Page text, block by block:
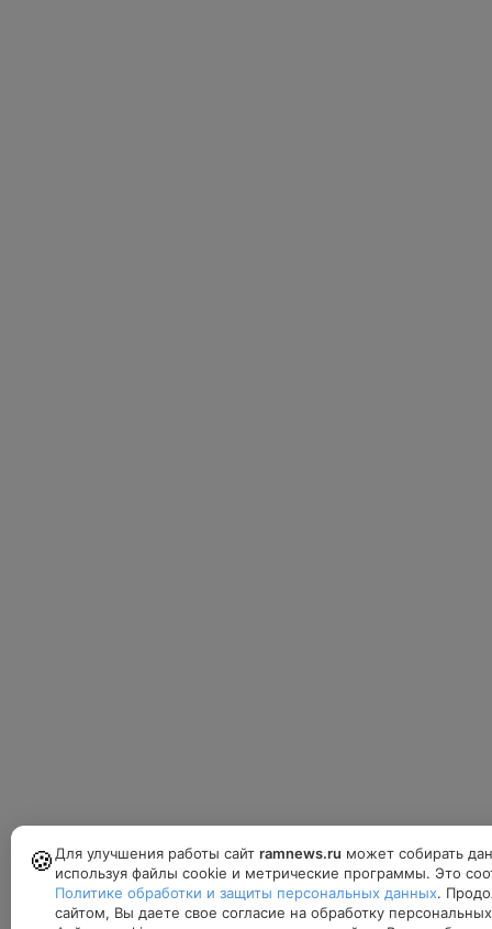
🍪 Для улучшения работы сайт ramnews.ru может собирать
используя файлы cookie и метрические программы. Это
Политике обработки и защиты персональных данных.
сайтом, Вы даете свое согласие на обработку